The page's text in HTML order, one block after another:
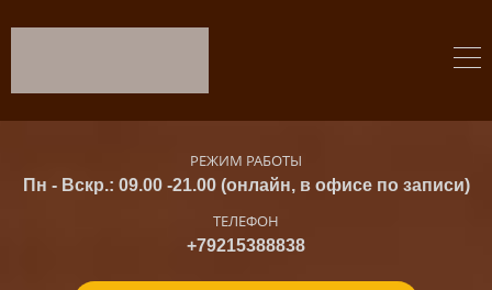
РЕЖИМ РАБОТЫ
Пн - Вскр.: 09.00 -21.00 (онлайн, в офисе по записи)
ТЕЛЕФОН
+79215388838